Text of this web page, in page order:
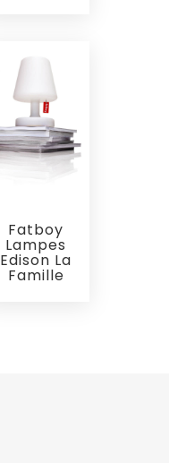
Fatboy
Lampes
Edison La
Famille